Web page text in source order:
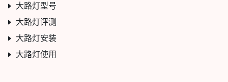
大路灯型号
大路灯评测
大路灯安装
大路灯使用